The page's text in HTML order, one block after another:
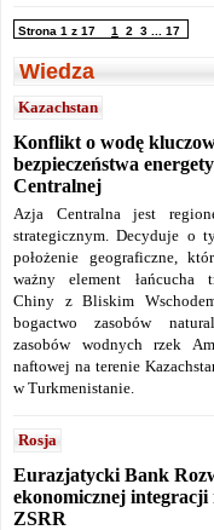
Strona 1 z 17 1 2 3 17
Wiedza
Kazachstan
Konflikt o wodę
bezpieczeństwa
Centralnej
Azja Centralna jest
strategicznym. Decyduje o
położenie geograficzne,
ważny element łańcucha
Chiny z Bliskim
bogactwo zasobów
zasobów wodnych rzek
naftowej na terenie
w Turkmenistanie.
Rosja
Eurazjatycki Bank
ekonomicznej integracji
ZSRR